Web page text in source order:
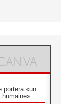
portera «un
humaine»